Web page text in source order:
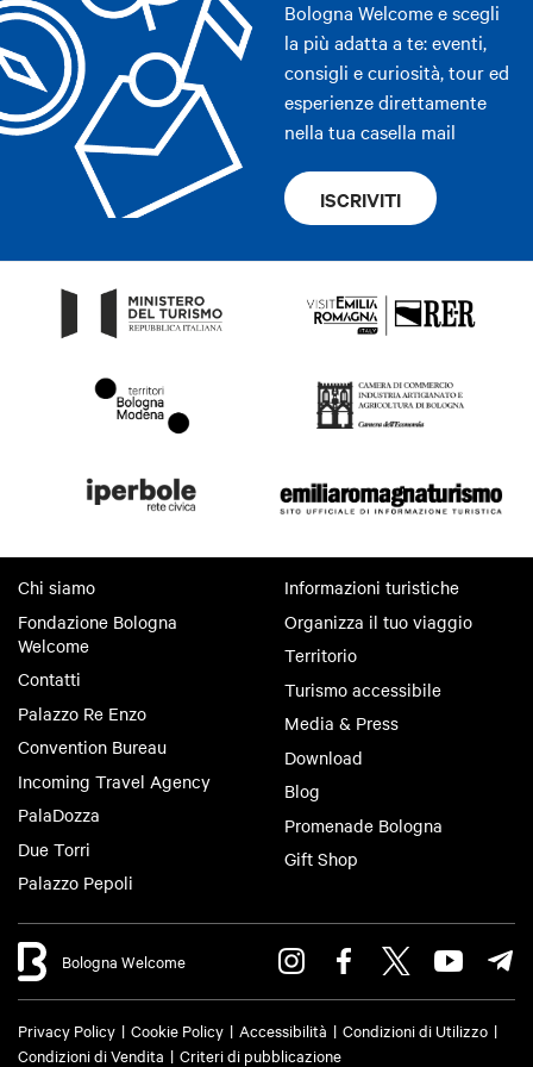
Bologna Welcome e scegli
la più adatta a te: eventi,
consigli e curiosità, tour ed
esperienze direttamente
nella tua casella mail
ISCRIVITI
Chi siamo
Fondazione Bologna
Welcome
Contatti
Palazzo Re Enzo
Convention Bureau
Incoming Travel Agency
PalaDozza
Due Torri
Palazzo Pepoli
Informazioni turistiche
Organizza il tuo viaggio
Territorio
Turismo accessibile
Media & Press
Download
Blog
Promenade Bologna
Gift Shop
Bologna Welcome
Privacy Policy Cookie Policy Accessibilità
Condizioni di Utilizzo
Condizioni di Vendita
Criteri di pubblicazione